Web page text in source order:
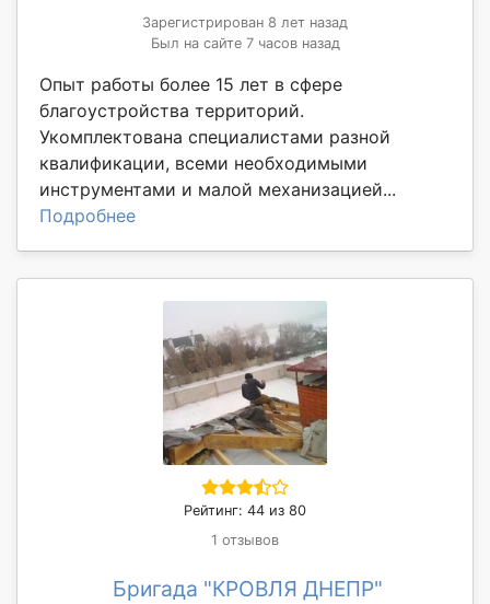
Зарегистрирован 8 лет назад
Был на сайте 7 часов назад
Опыт работы более 15 лет в сфере
благоустройства территорий.
Укомплектована специалистами разной
квалификации, всеми необходимыми
инструментами и малой механизацией...
Подробнее
Рейтинг: 44 из 80
1 отзывов
Бригада "КРОВЛЯ ДНЕПР"